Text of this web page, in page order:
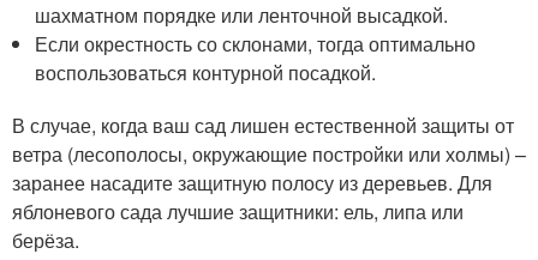
шахматном порядке или ленточной высадкой.
Если окрестность со склонами, тогда оптимально
воспользоваться контурной посадкой.
В случае, когда ваш сад лишен естественной защиты от
ветра (лесополосы, окружающие постройки или холмы) –
заранее насадите защитную полосу из деревьев. Для
яблоневого сада лучшие защитники: ель, липа или
берёза.